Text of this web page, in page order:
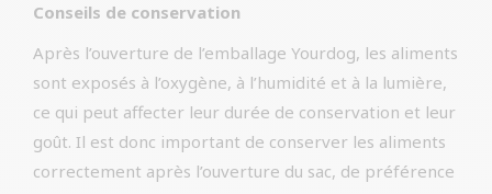
Conseils de conservation
Après l’ouverture de l’emballage Yourdog, les aliments
sont exposés à l’oxygène, à l’humidité et à la lumière,
ce qui peut affecter leur durée de conservation et leur
goût. Il est donc important de conserver les aliments
correctement après l’ouverture du sac, de préférence